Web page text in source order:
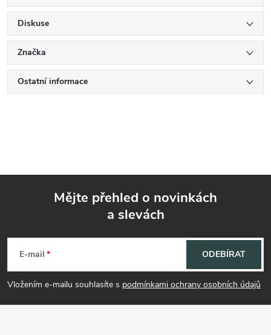
Diskuse
Značka
Ostatní informace
p
a
Mějte přehled o novinkách
a slevách
E-mail
Vložením e-mailu souhlasíte s podmínkami ochrany osobních údajů
ODEBÍRAT